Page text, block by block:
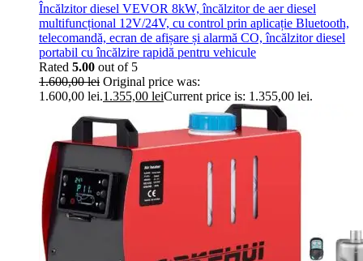
Încălzitor diesel VEVOR 8kW, încălzitor de aer diesel
multifuncțional 12V/24V, cu control prin aplicație Bluetooth,
telecomandă, ecran de afișare și alarmă CO, încălzitor diesel
portabil cu încălzire rapidă pentru vehicule
Rated 5.00 out of 5
1.600,00lei Original price was:
1.600,00 lei.1.355,00 leiCurrent price is: 1.355,00 lei.